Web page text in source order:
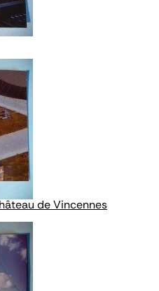
de Vincennes